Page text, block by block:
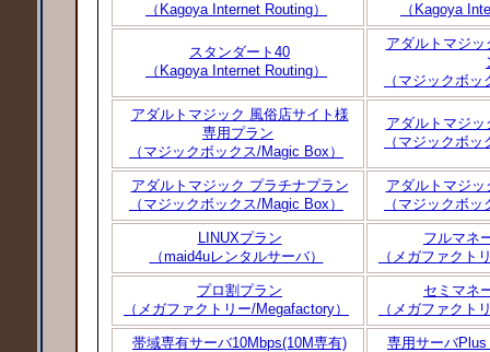
（Kagoya Internet Routing）
（Kagoya
スタンダート40
（Kagoya Internet Routing）
アダルトマジ
（マジックボ
アダルトマジック 風俗店サイト様
専用プラン
（マジックボックス/Magic Box）
アダルトマジ
（マジックボ
アダルトマジック プラチナプラン
（マジックボックス/Magic Box）
アダルトマジ
（マジックボ
LINUXプラン
（maid4uレンタルサーバ）
フルマネ
（メガファクト
プロ割プラン
（メガファクトリー/Megafactory）
セミマネ
（メガファクト
帯域専有サーバ10Mbps(10M専有)
専用サーバ